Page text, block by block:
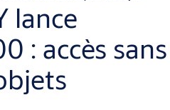
lance
: accès sans